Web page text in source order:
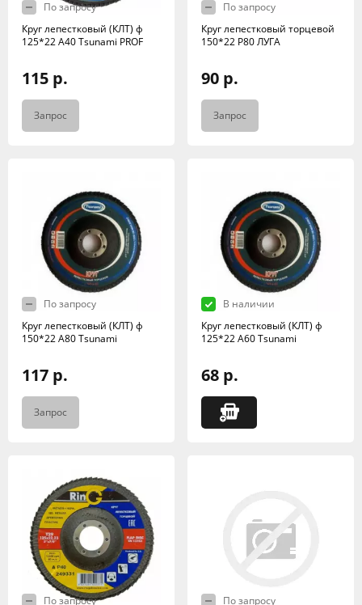
По запросу
Круг лепестковый (КЛТ) ф
125*22 А40 Tsunami PROF
115 р.
Запрос
По запросу
Круг лепестковый торцевой
150*22 Р80 ЛУГА
90 р.
Запрос
По запросу
Круг лепестковый (КЛТ) ф
150*22 А80 Tsunami
117 р.
Запрос
В наличии
Круг лепестковый (КЛТ) ф
125*22 А60 Tsunami
68 р.
По запросу По запросу